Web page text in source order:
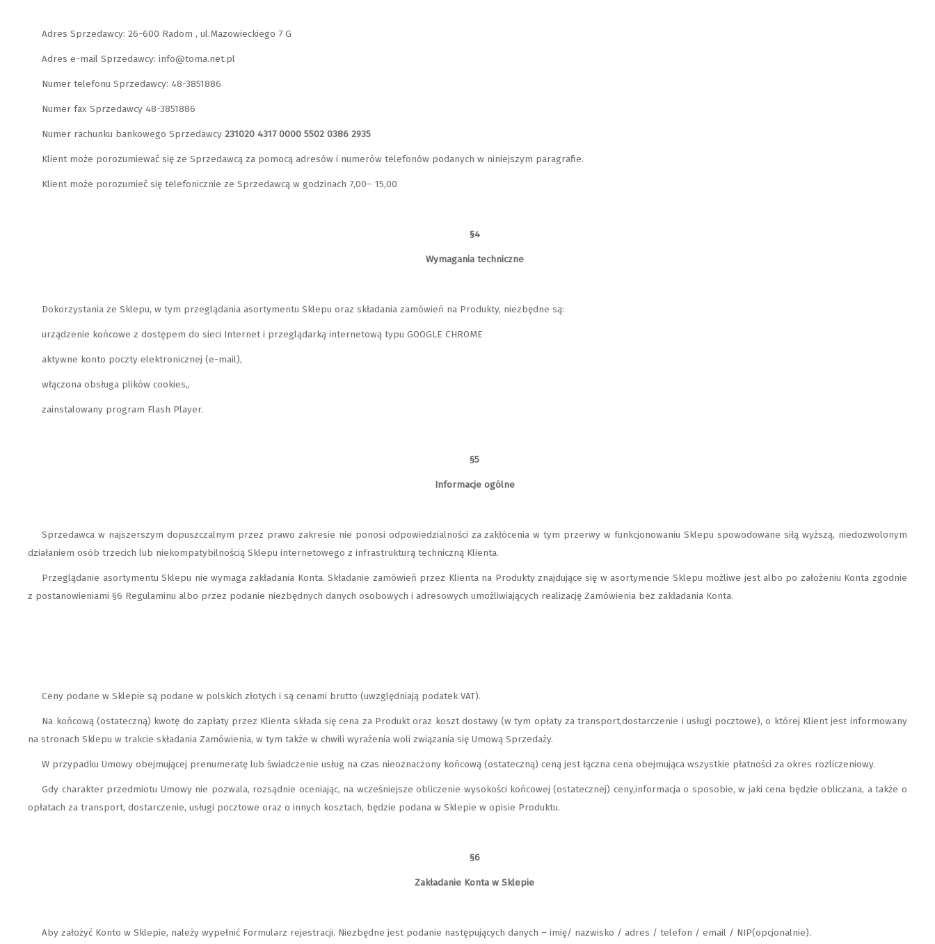
Adres Sprzedawcy: 26-600 Radom , ul.Mazowieckiego 7 G
Adres e-mail Sprzedawcy: info@toma.net.pl
Numer telefonu Sprzedawcy: 48-3851886
Numer fax Sprzedawcy 48-3851886
Numer rachunku bankowego Sprzedawcy231020 4317 0000 5502 0386 2935
Klient może porozumiewać się ze Sprzedawcą za pomocą adresów i numerów telefonów podanych w niniejszym paragrafie.
Klient może porozumieć się telefonicznie ze Sprzedawcą w godzinach 7,00– 15,00
§4
Wymagania techniczne
Dokorzystania ze Sklepu, w tym przeglądania asortymentu Sklepu oraz składania zamówień na Produkty, niezbędne są:
urządzenie końcowe z dostępem do sieci Internet i przeglądarką internetową typu GOOGLE CHROME
aktywne konto poczty elektronicznej (e-mail),
włączona obsługa plików cookies,,
zainstalowany program Flash Player.
§5
Informacje ogólne
Sprzedawca w najszerszym dopuszczalnym przez prawo zakresie nie ponosi odpowiedzialności za zakłócenia w tym przerwy w funkcjonowaniu Sklepu spowodowane siłą wyższą, niedozwolonym
działaniem osób trzecich lub niekompatybilnością Sklepu internetowego z infrastrukturą techniczną Klienta.
Przeglądanie asortymentu Sklepu nie wymaga zakładania Konta. Składanie zamówień przez Klienta na Produkty znajdujące się w asortymencie Sklepu możliwe jest albo po założeniu Konta zgodnie
z postanowieniami §6 Regulaminu albo przez podanie niezbędnych danych osobowych i adresowych umożliwiających realizację Zamówienia bez zakładania Konta.
Ceny podane w Sklepie są podane w polskich złotych i są cenami brutto (uwzględniają podatek VAT).
Na końcową (ostateczną) kwotę do zapłaty przez Klienta składa się cena za Produkt oraz koszt dostawy (w tym opłaty za transport,dostarczenie i usługi pocztowe), o której Klient jest informowany
na stronach Sklepu w trakcie składania Zamówienia, w tym także w chwili wyrażenia woli związania się Umową Sprzedaży.
W przypadku Umowy obejmującej prenumeratę lub świadczenie usług na czas nieoznaczony końcową (ostateczną) ceną jest łączna cena obejmująca wszystkie płatności za okres rozliczeniowy.
Gdy charakter przedmiotu Umowy nie pozwala, rozsądnie oceniając, na wcześniejsze obliczenie wysokości końcowej (ostatecznej) ceny,informacja o sposobie, w jaki cena będzie obliczana, a także o
opłatach za transport, dostarczenie, usługi pocztowe oraz o innych kosztach, będzie podana w Sklepie w opisie Produktu.
§6
Zakładanie Konta w Sklepie
Aby założyć Konto w Sklepie, należy wypełnić Formularz rejestracji. Niezbędne jest podanie następujących danych – imię/ nazwisko / adres / telefon / email / NIP(opcjonalnie).